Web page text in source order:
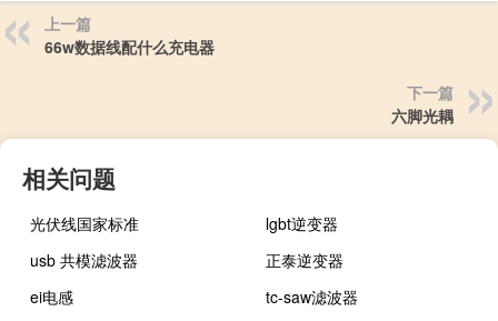
上一篇
66w数据线配什么充电器
下一篇
六脚光耦
相关问题
光伏线国家标准
lgbt逆变器
usb 共模滤波器
正泰逆变器
ei电感
tc-saw滤波器